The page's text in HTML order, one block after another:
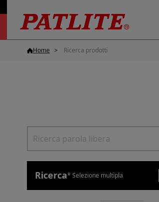
Home Ricerca prodotti
Ricerca* Selezione multipla